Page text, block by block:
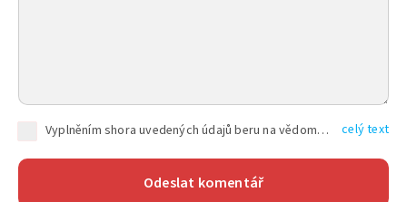
Vyplněním shora uvedených údajů beru na vědomí, že společnost TEXT FACTORY s.r.o., sídlem Brno, Durďákova 336/29, Černá Pole, PSČ: 613 00, IČ: 06157831, zapsané u Krajského soudu v Brně, oddíl C, vložka 100399, bude zpracovávat mé osobní údaje uvedené v rámci mnou vyplněného registračního formuláře na základě oprávněných zájmů TEXT FACTORY s.r.o. dle čl. 6 odst. 1 písm. f) GDPR a pro splnění právních povinností (čl. 6 odst. 1 písm. c) GDPR), a to pro tyto účely: nezbytnost zajistit oprávnění návštěvníka webových stránek provozovaných společností TEXT FACTORY s.r.o. přispívat aktivně ke zveřejněným článkům nebo v rámci diskusních fór a výkon práv TEXT FACTORY s.r.o. jako administrátora těchto diskusních fór. Více informací o zpracování osobních údajů a právech lze nalézt v celý text